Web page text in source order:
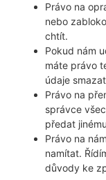
Právo na
nebo
chtít.
Pokud nám
máte právo
údaje
Právo na
správce
předat
Právo na
namítat.
důvody ke